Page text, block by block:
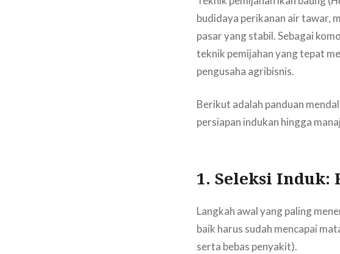
budidaya perikanan air tawar,
pasar yang stabil. Sebagai
teknik pemijahan yang tepat
pengusaha agribisnis.
Berikut adalah panduan
persiapan indukan hingga
1. Seleksi Induk:
Langkah awal yang paling
baik harus sudah mencapai
serta bebas penyakit).